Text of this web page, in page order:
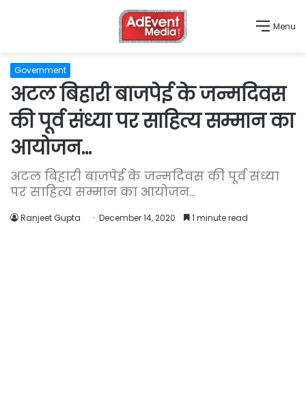
Menu
Government
अटल बिहारी बाजपेई के जन्मदिवस
की पूर्व संध्या पर साहित्य सम्मान का
आयोजन…
अटल बिहारी बाजपेई के जन्मदिवस की पूर्व संध्या
पर साहित्य सम्मान का आयोजन...
Ranjeet Gupta December 14, 2020 1 minute read